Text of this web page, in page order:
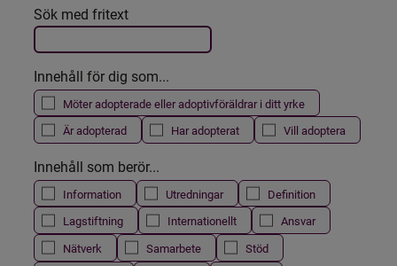
Filtrera resultatet
Det här formuläret postas automatiskt
Sök med fritext
Innehåll för dig som...
Möter adopterade eller adoptivföräldrar i ditt yrke
Är adopterad
Har adopterat Vill adoptera
Innehåll som berör...
Information Utredningar
Definition
Lagstiftning
Internationellt
Ansvar
Nätverk
Samarbete
Stöd